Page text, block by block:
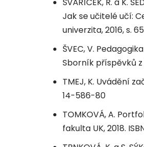
ŠVAŘÍČEK, R. a K.
Jak se učitelé učí:
univerzita, 2016, s.
ŠVEC, V.
Sborník příspěvků z
TMEJ, K. Uvádění
14-586-80
TOMKOVÁ, A.
fakulta UK, 2018.